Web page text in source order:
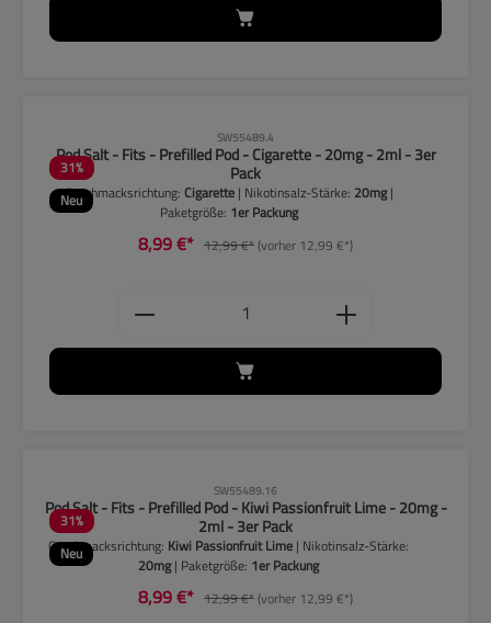
31%
Neu
SW55489.4
Pod Salt - Fits - Prefilled Pod - Cigarette - 20mg - 2ml - 3er
Pack
Geschmacksrichtung: Cigarette | Nikotinsalz-Stärke: 20mg|
Paketgröße: 1er Packung
8,99 €* 12,99 €*(vorher 12,99 €*)
Produkt Anzahl: Gib den
31%
Neu
SW55489.16
Pod Salt - Fits - Prefilled Pod - Kiwi Passionfruit Lime - 20mg -
2ml - 3er Pack
Geschmacksrichtung: Kiwi Passionfruit Lime | Nikotinsalz-Stärke:
20mg| Paketgröße: 1er Packung
8,99 €* 12,99 €*(vorher 12,99 €*)